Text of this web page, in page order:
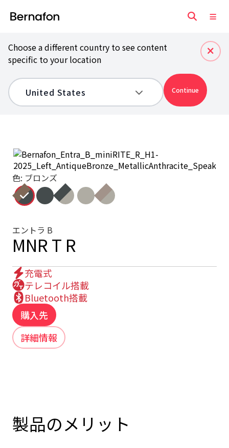
Choose a different country to see content
specific to your location
Continue
色: ブロンズ
エントラ B
MNR T R
充電式
テレコイル搭載
Bluetooth搭載
購入先
詳細情報
製品のメリット